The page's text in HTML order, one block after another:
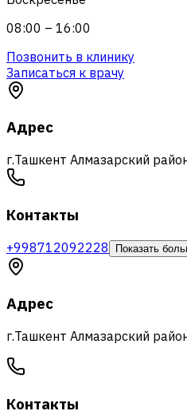
08:00 – 16:00
Позвонить в клинику
Записаться к врачу
Адрес
г.Ташкент Алмазарский
Контакты
+998712092228 Показать
Адрес
г.Ташкент Алмазарский
Контакты